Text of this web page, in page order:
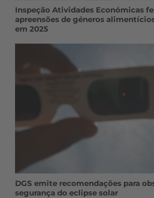
Inspeção Atividades Económicas
apreensões de géneros
em 2025
DGS emite recomendações para
segurança do eclipse solar